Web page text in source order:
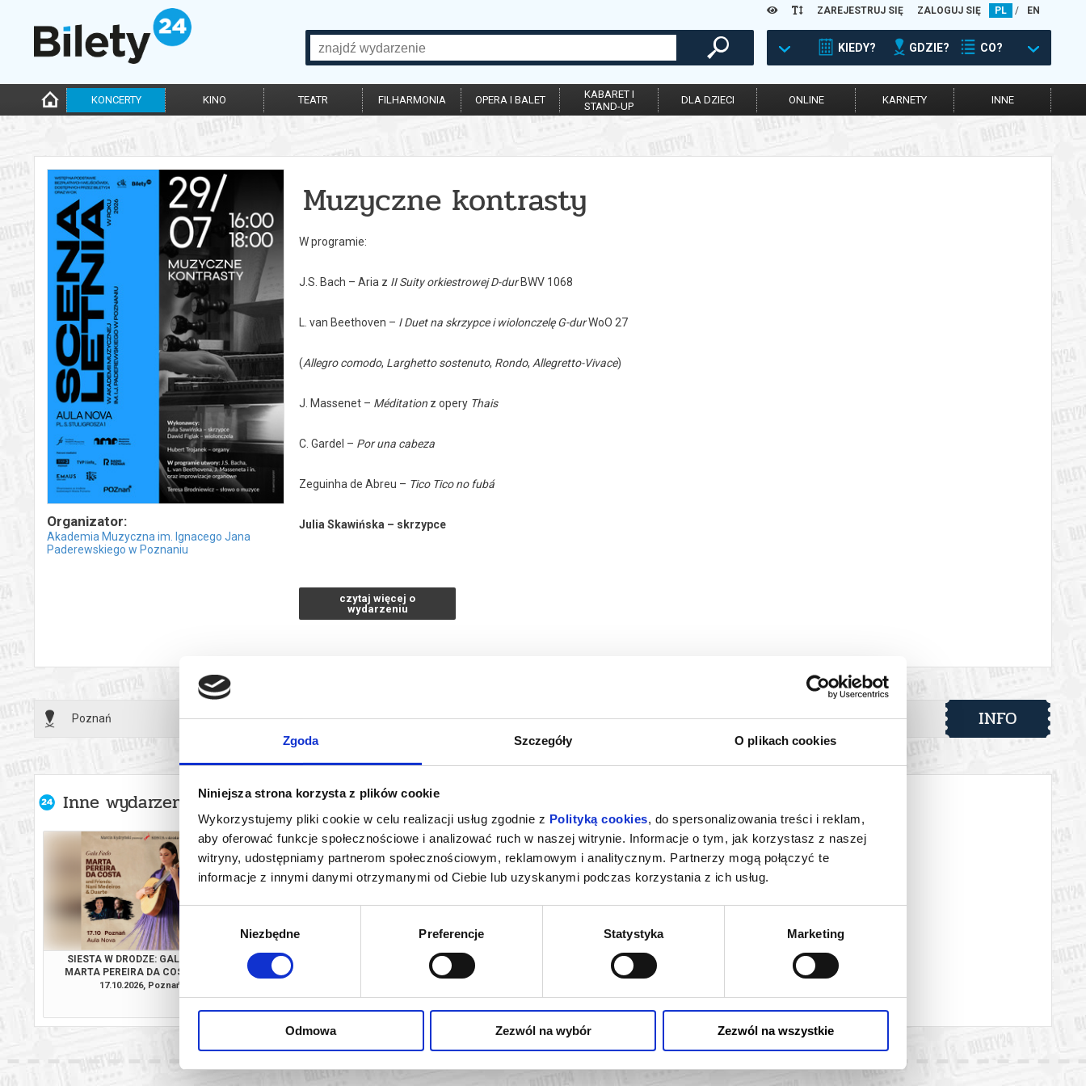
Zgoda Szczegóły O plikach cookies
Niniejsza strona korzysta z plików cookie
Wykorzystujemy pliki cookie w celu realizacji usług zgodnie z Polityką cookies, do spersonalizowania treści i reklam,
aby oferować funkcje społecznościowe i analizować ruch w naszej witrynie. Informacje o tym, jak korzystasz z naszej
witryny, udostępniamy partnerom społecznościowym, reklamowym i analitycznym. Partnerzy mogą połączyć te
informacje z innymi danymi otrzymanymi od Ciebie lub uzyskanymi podczas korzystania z ich usług.
zgody
Niezbędne Preferencje Statystyka Marketing
Odmowa Zezwól na wybór Zezwól na wszystkie
ZAREJESTRUJ SIĘ ZALOGUJ SIĘ PL / EN
KIEDY? GDZIE? CO?
KONCERTY KINO TEATR FILHARMONIA OPERA I BALET
KABARET I
STAND-UP
DLA DZIECI ONLINE KARNETY INNE
Organizator:
Akademia Muzyczna im. Ignacego Jana
Paderewskiego w Poznaniu
Muzyczne kontrasty
W programie:
J.S. Bach – Aria z II Suity orkiestrowej D-durBWV 1068
L. van Beethoven – I Duet na skrzypce i wiolonczelę G-durWoO 27
(Allegro comodo, Larghetto sostenuto, Rondo, Allegretto-Vivace)
J. Massenet – Méditation z opery Thais
C. Gardel – Por una cabeza
Zeguinha de Abreu – Tico Tico no fubá
Julia Skawińska – skrzypce
Teresa Brodniewicz – słowo o muzyce
*******
Bezpieczne zakupy w Bilety24. W przypadku odwołania wydarzenia, gwarantujemy automatyczny zwrot środków potwierdzony komunikatem
czytaj więcej o
wydarzeniu
Poznań 29.07.2026 , g. 16:00(środa) INFO
Inne wydarzenia organizatora
SIESTA W DRODZE: GALA FADO.
MARTA PEREIRA DA COSTA AND
FRIENDS: NANI MEDEIROS & DUARTE
17.10.2026, Poznań
CHARYTATYWNY RECITAL